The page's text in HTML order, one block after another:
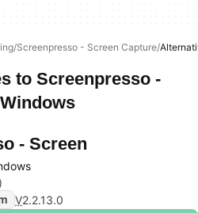
Screenpresso - Screen Capture
to Screenpresso -
- Screen
V2.2.13.0